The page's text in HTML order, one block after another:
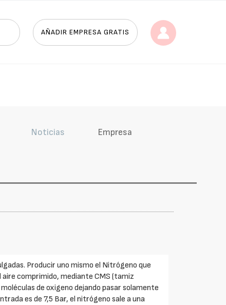
AÑADIR EMPRESA GRATIS
Noticias Empresa
Producir uno mismo el Nitrógeno que
comprimido, mediante CMS (tamiz
de oxigeno dejando pasar solamente
es de 7,5 Bar, el nitrógeno sale a una